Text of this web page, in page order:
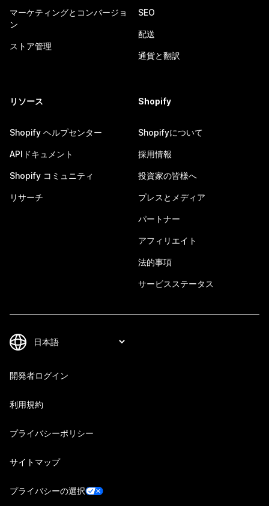
マーケティングとコンバージョ
ン
ストア管理
SEO
配送
通貨と翻訳
リソース
Shopify ヘルプセンター
APIドキュメント
Shopify コミュニティ
リサーチ
Shopify
Shopifyについて
採用情報
投資家の皆様へ
プレスとメディア
パートナー
アフィリエイト
法的事項
サービスステータス
開発者ログイン
利用規約
プライバシーポリシー
サイトマップ
プライバシーの選択